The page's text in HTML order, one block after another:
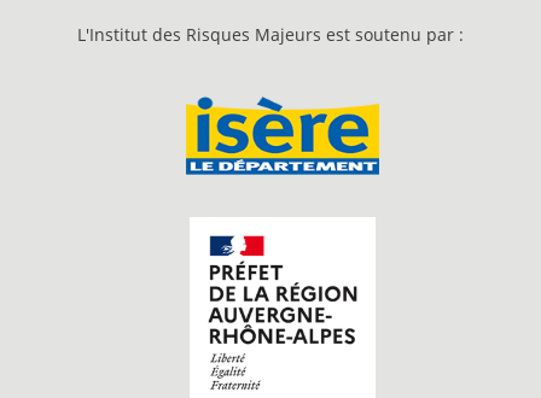
L'Institut des Risques Majeurs est soutenu par :